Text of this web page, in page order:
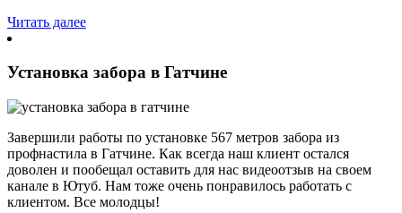
Читать далее
Установка забора в Гатчине
Завершили работы по установке 567 метров забора из
профнастила в Гатчине. Как всегда наш клиент остался
доволен и пообещал оставить для нас видеоотзыв на своем
канале в Ютуб. Нам тоже очень понравилось работать с
клиентом. Все молодцы!